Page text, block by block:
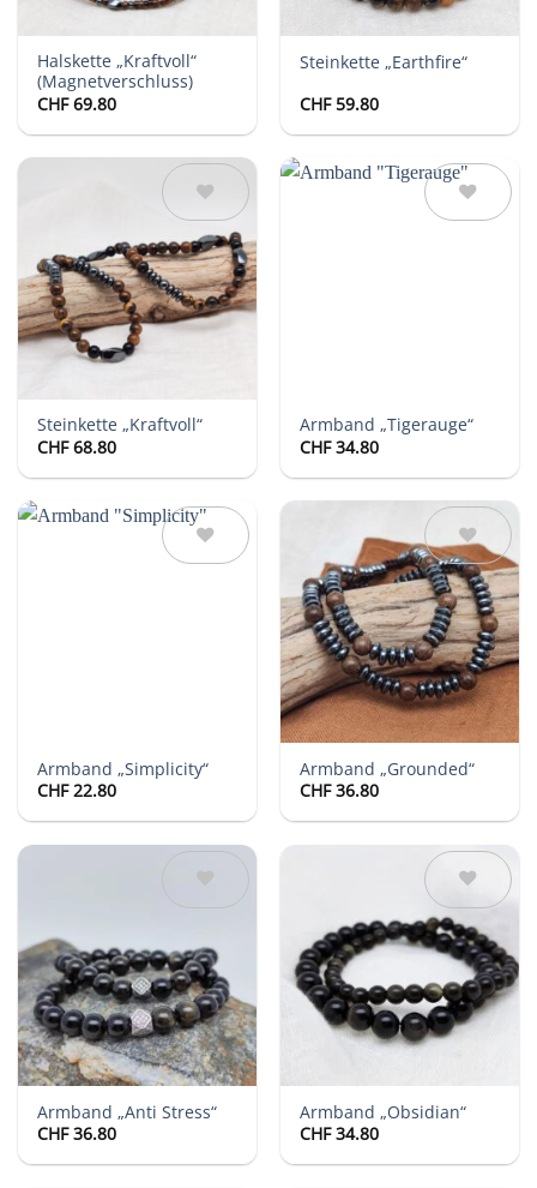
Halskette „Kraftvoll“
(Magnetverschluss)
CHF69.80
Steinkette „Earthfire“
CHF59.80
Auf die
Wunschliste
Steinkette „Kraftvoll“
CHF68.80
Armband „Tigerauge“
CHF34.80
Armband „Simplicity“
CHF22.80
Auf die
Wunschliste
Armband „Grounded“
CHF36.80
Armband „Anti Stress“
CHF36.80
Auf die
Wunschliste
Armband „Obsidian“
CHF34.80